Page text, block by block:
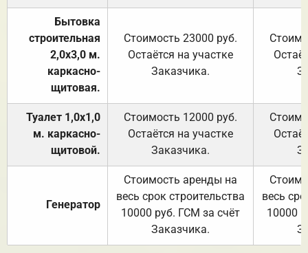
Бытовка
строительная
2,0х3,0 м.
каркасно-
щитовая.
Стоимость 23000 руб.
Остаётся на участке
Заказчика.
Туалет 1,0х1,0
м. каркасно-
щитовой.
Стоимость 12000 руб.
Остаётся на участке
Заказчика.
Генератор
Стоимость аренды на
весь срок строительства
10000 руб. ГСМ за счёт
Заказчика.
весь
10000